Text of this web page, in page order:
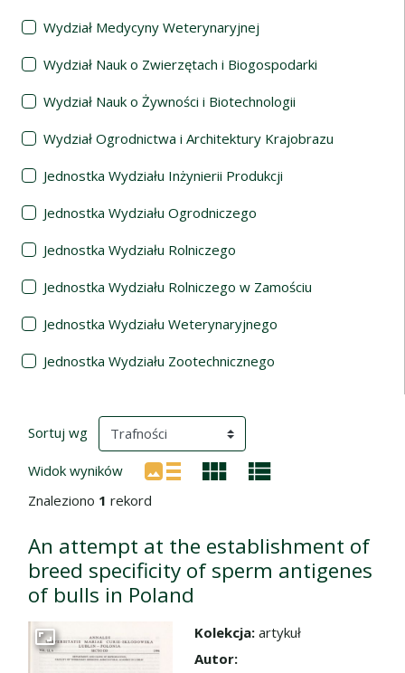
Wydział Medycyny Weterynaryjnej
Wydział Nauk o Zwierzętach i Biogospodarki
Wydział Nauk o Żywności i Biotechnologii
Wydział Ogrodnictwa i Architektury Krajobrazu
Jednostka Wydziału Inżynierii Produkcji
Jednostka Wydziału Ogrodniczego
Jednostka Wydziału Rolniczego
Jednostka Wydziału Rolniczego w Zamościu
Jednostka Wydziału Weterynaryjnego
Jednostka Wydziału Zootechnicznego
Wyniki wyszukiwania
Sortuj wg (automatyczne przeładowanie treści)
Widok wyników
Znaleziono 1 rekord
An attempt at the establishment of
breed specificity of sperm antigenes
of bulls in Poland
Przejdź do zbioru
Kolekcja: artykuł
Autor: